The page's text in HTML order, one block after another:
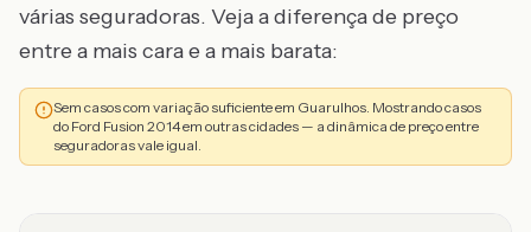
várias seguradoras. Veja a diferença de preço
entre a mais cara e a mais barata:
Sem casos com variação suficiente em Guarulhos. Mostrando casos
do Ford Fusion 2014 em outras cidades — a dinâmica de preço entre
seguradoras vale igual.